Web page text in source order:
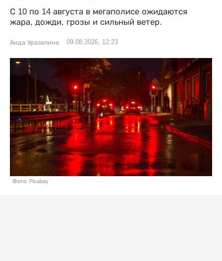
С 10 по 14 августа в мегаполисе ожидаются
жара, дожди, грозы и сильный ветер.
Аида Уразалина 09.08.2026, 12:23
Фото: Pixabay